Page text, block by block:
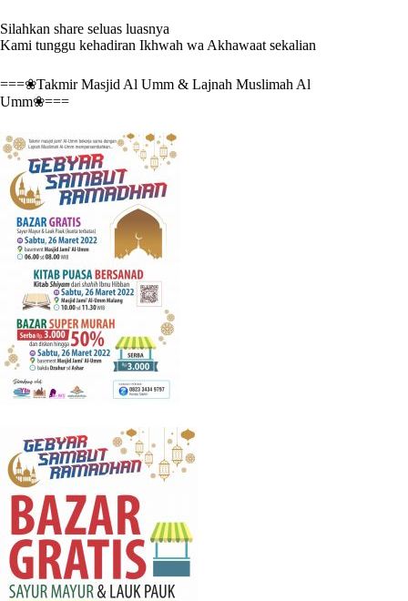
Silahkan share seluas luasnya
Kami tunggu kehadiran Ikhwah wa Akhawaat sekalian
===❀Takmir Masjid Al Umm & Lajnah Muslimah Al
Umm❀===